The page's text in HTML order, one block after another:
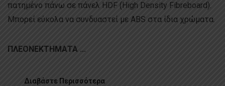
πατημένο πάνω σε πάνελ HDF (High Density Fibreboard).
Μπορεί εύκολα να συνδυαστεί με ABS στα ίδια χρώματα.
ΠΛΕΟΝΕΚΤΗΜΑΤΑ ...
Διαβάστε Περισσότερα